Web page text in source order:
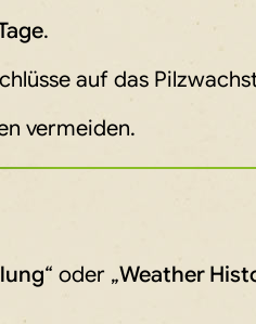
.
auf das
vermeiden.
“ oder „Weather